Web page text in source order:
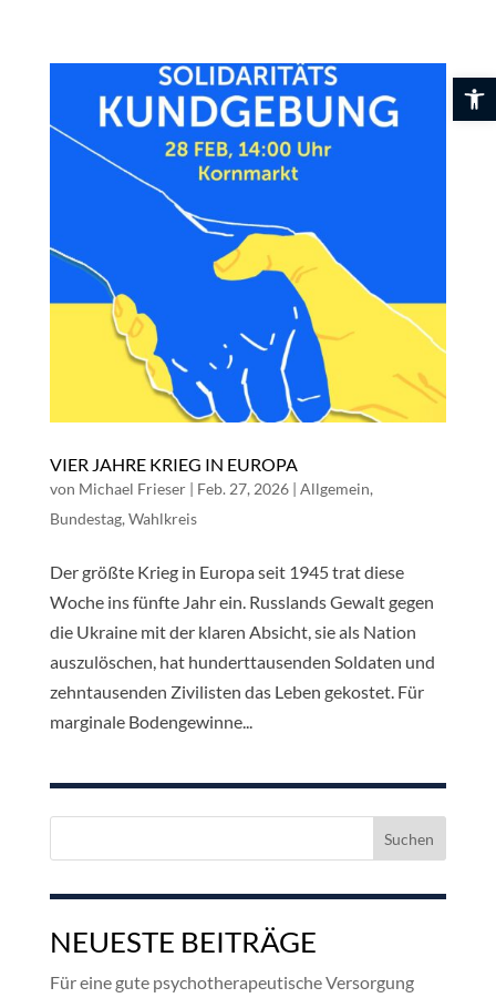
VIER JAHRE KRIEG IN EUROPA
von Michael Frieser| Feb. 27, 2026| Allgemein,
Bundestag, Wahlkreis
Der größte Krieg in Europa seit 1945 trat diese
Woche ins fünfte Jahr ein. Russlands Gewalt gegen
die Ukraine mit der klaren Absicht, sie als Nation
auszulöschen, hat hunderttausenden Soldaten und
zehntausenden Zivilisten das Leben gekostet. Für
marginale Bodengewinne...
NEUESTE BEITRÄGE
Für eine gute psychotherapeutische Versorgung